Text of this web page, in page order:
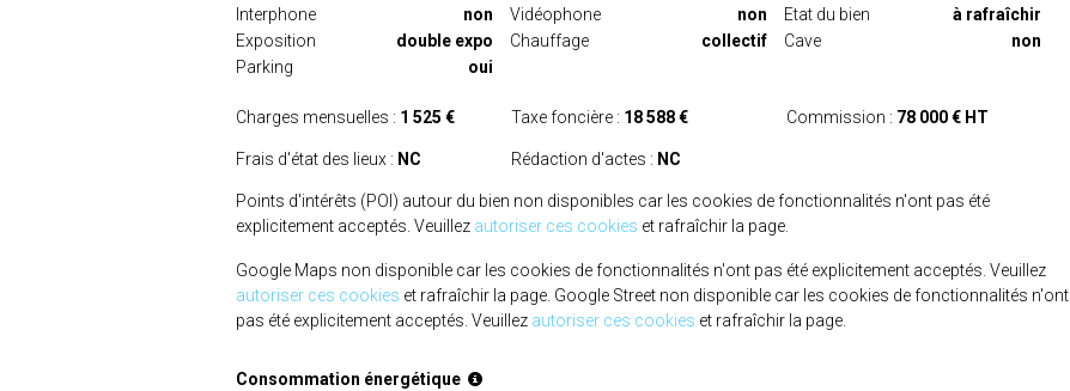
Interphone
non Vidéophone non Etat du bien
à rafraîchir
Exposition
double expo Chauffage collectif Cave
non
Parking
oui
Charges mensuelles : 1 525 € Taxe foncière : 18 588 € Commission : 78 000 € HT
Frais d'état des lieux : NC Rédaction d'actes : NC
Points d'intérêts (POI) autour du bien non disponibles car les cookies de fonctionnalités n'ont pas été
explicitement acceptés. Veuillez autoriser ces cookies et rafraîchir la page.
Google Maps non disponible car les cookies de fonctionnalités n'ont pas été explicitement acceptés. Veuillez
autoriser ces cookies et rafraîchir la page. Google Street non disponible car les cookies de fonctionnalités n'ont
pas été explicitement acceptés. Veuillez autoriser ces cookies et rafraîchir la page.
Consommation énergétique